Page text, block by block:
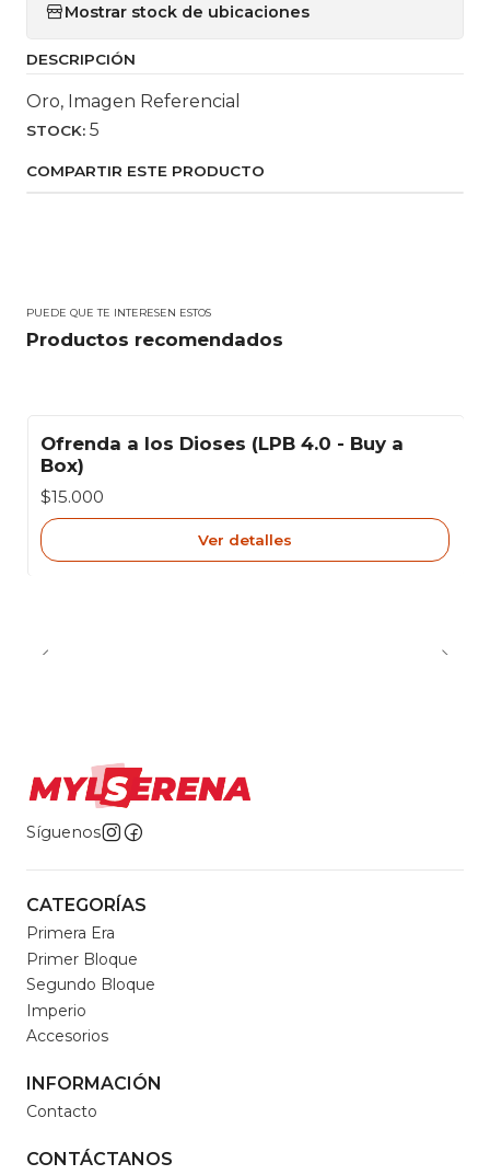
Mostrar stock de ubicaciones
DESCRIPCIÓN
Oro, Imagen Referencial
STOCK: 5
COMPARTIR ESTE PRODUCTO
PUEDE QUE TE INTERESEN ESTOS
Productos recomendados
Agotado
Ofrenda a los Dioses (LPB 4.0 - Buy a
Box)
$15.000
Ver detalles
Síguenos
CATEGORÍAS
Primera Era
Primer Bloque
Segundo Bloque
Imperio
Accesorios
INFORMACIÓN
Contacto
CONTÁCTANOS